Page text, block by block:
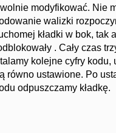
modyfikować. Nie
walizki
kładki w bok, tak
. Cały czas
kolejne cyfry kodu,
równo ustawione. Po
odpuszczamy kładkę.